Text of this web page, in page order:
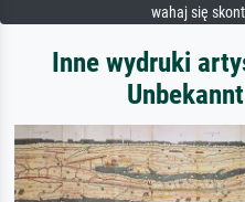
wahaj się
Inne wydruki